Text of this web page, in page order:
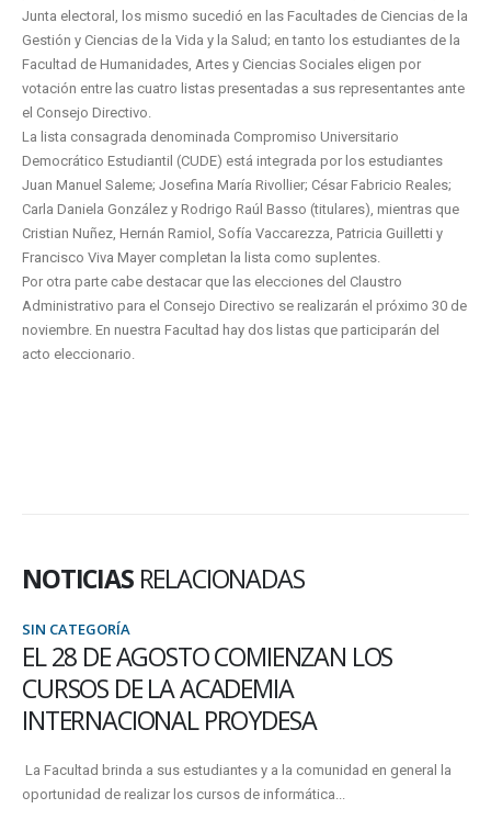
Junta electoral, los mismo sucedió en las Facultades de Ciencias de la
Gestión y Ciencias de la Vida y la Salud; en tanto los estudiantes de la
Facultad de Humanidades, Artes y Ciencias Sociales eligen por
votación entre las cuatro listas presentadas a sus representantes ante
el Consejo Directivo.
La lista consagrada denominada Compromiso Universitario
Democrático Estudiantil (CUDE) está integrada por los estudiantes
Juan Manuel Saleme; Josefina María Rivollier; César Fabricio Reales;
Carla Daniela González y Rodrigo Raúl Basso (titulares), mientras que
Cristian Nuñez, Hernán Ramiol, Sofía Vaccarezza, Patricia Guilletti y
Francisco Viva Mayer completan la lista como suplentes.
Por otra parte cabe destacar que las elecciones del Claustro
Administrativo para el Consejo Directivo se realizarán el próximo 30 de
noviembre. En nuestra Facultad hay dos listas que participarán del
acto eleccionario.
NOTICIAS RELACIONADAS
SIN CATEGORÍA
SE REALIZARÁ UNA JORNADA SOBRE
ICTIOFAUNA Y PESQUERÍA EN EL BAJO
PARANÁ
La FCyT realizará el próximo miércoles 30 de noviembre una jornada
virtual para exponer estudios recientes sobre la ictiofauna y...